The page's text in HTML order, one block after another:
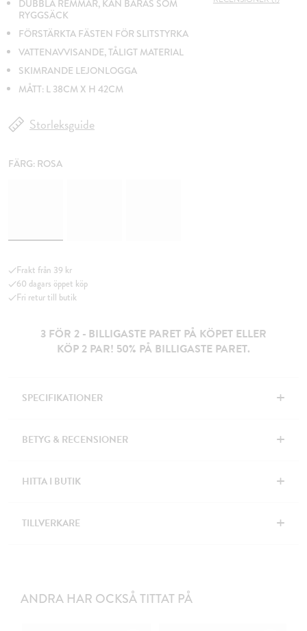
DUBBLA REMMAR, KAN BÄRAS SOM
RYGGSÄCK
FÖRSTÄRKTA FÄSTEN FÖR SLITSTYRKA
VATTENAVVISANDE, TÅLIGT MATERIAL
SKIMRANDE LEJONLOGGA
MÅTT: L 38CM X H 42CM
Storleksguide
FÄRG: ROSA
Frakt från 39 kr
60 dagars öppet köp
Fri retur till butik
3 FÖR 2 - BILLIGASTE PARET PÅ KÖPET ELLER
KÖP 2 PAR! 50% PÅ BILLIGASTE PARET.
SPECIFIKATIONER +
BETYG & RECENSIONER +
HITTA I BUTIK +
TILLVERKARE +
ANDRA HAR OCKSÅ TITTAT PÅ